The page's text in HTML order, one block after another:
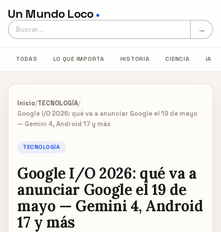
Un Mundo Loco ●
Buscar en Un Mundo Loco →
TODAS LO QUE IMPORTA HISTORIA CIENCIA IA
Inicio/TECNOLOGÍA/
Google I/O 2026: qué va a anunciar Google el 19 de mayo
— Gemini 4, Android 17 y más
TECNOLOGÍA
Google I/O 2026: qué va a
anunciar Google el 19 de
mayo — Gemini 4, Android
17 y más